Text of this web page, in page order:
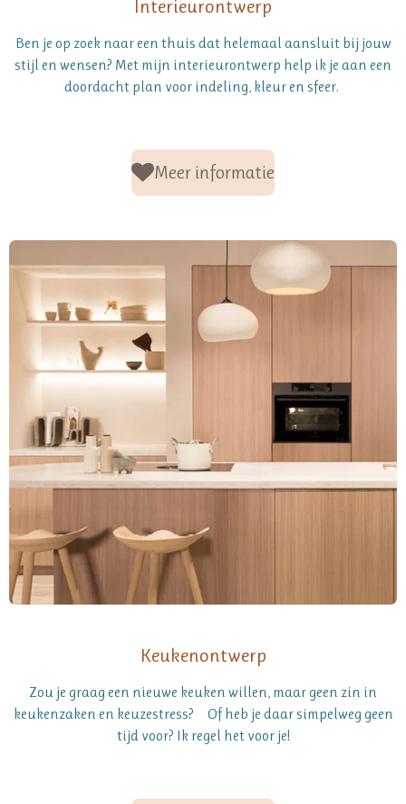
Interieurontwerp
Ben je op zoek naar een thuis dat helemaal aansluit bij jouw
stijl en wensen? Met mijn interieurontwerp help ik je aan een
doordacht plan voor indeling, kleur en sfeer.
Meer informatie
Keukenontwerp
Zou je graag een nieuwe keuken willen, maar geen zin in
keukenzaken en keuzestress? Of heb je daar simpelweg geen
tijd voor? Ikregel het voor je!